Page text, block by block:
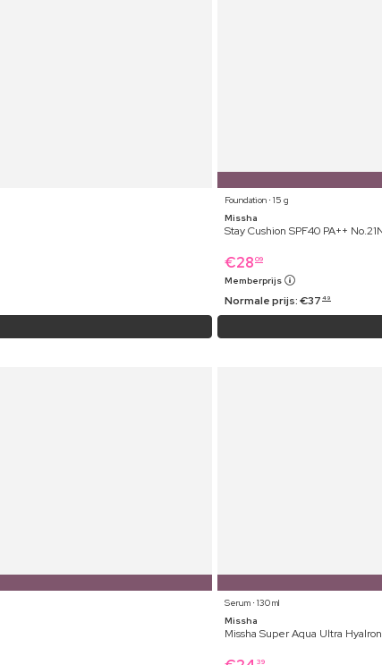
Foundation ⋅ 15 g
Missha
Stay Cushion SPF40 PA++
€28 09
Memberprijs
Normale prijs:€37 49
Serum ⋅ 130 ml
Missha
Missha Super Aqua Ultra
39